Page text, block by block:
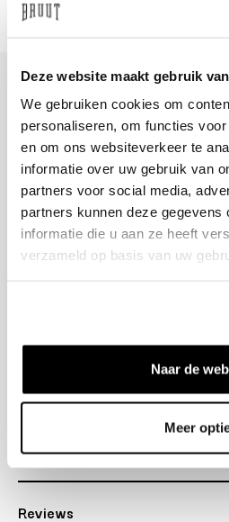
Deze website maakt gebruik
We gebruiken cookies om
personaliseren, om functies
en om ons websiteverkeer te
informatie over uw gebruik van
partners voor social media,
partners kunnen deze gegevens
informatie die u aan ze heeft
verzameld op basis van uw
Naar de
Meer
+31 23 205 2006
info@bruut.nl
Contact Formulier
Open 11:00 - 18:00
OPENINGSTIJDEN
Over ons
Reviews